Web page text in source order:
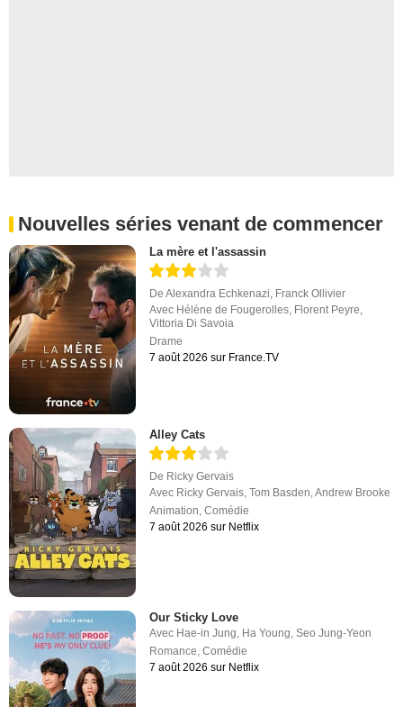
Nouvelles séries venant de commencer
La mère et l'assassin
DeAlexandra Echkenazi Franck Ollivier
Avec Hélène de Fougerolles Florent Peyre
Vittoria Di Savoia
Drame
7 août 2026 sur France.TV
Alley Cats
De Ricky Gervais
Avec Ricky Gervais,Tom Basden,Andrew Brooke
Animation,Comédie
7 août 2026 sur Netflix
Our Sticky Love
Avec Hae-in Jung, Ha Young,Seo Jung-Yeon
Romance,Comédie
7 août 2026 sur Netflix